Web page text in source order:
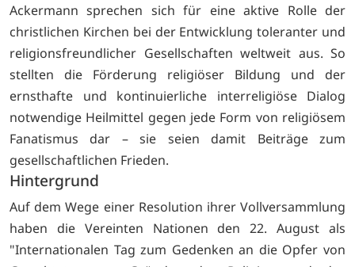
Ackermann sprechen sich für eine aktive Rolle der
christlichen Kirchen bei der Entwicklung toleranter und
religionsfreundlicher Gesellschaften weltweit aus. So
stellten die Förderung religiöser Bildung und der
ernsthafte und kontinuierliche interreligiöse Dialog
notwendige Heilmittel gegen jede Form von religiösem
Fanatismus dar – sie seien damit Beiträge zum
gesellschaftlichen Frieden.
Hintergrund
Auf dem Wege einer Resolution ihrer Vollversammlung
haben die Vereinten Nationen den 22. August als
"Internationalen Tag zum Gedenken an die Opfer von